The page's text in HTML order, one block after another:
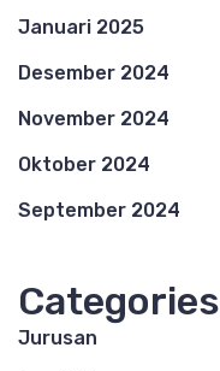
Januari 2025
Desember 2024
November 2024
Oktober 2024
September 2024
Categories
Jurusan